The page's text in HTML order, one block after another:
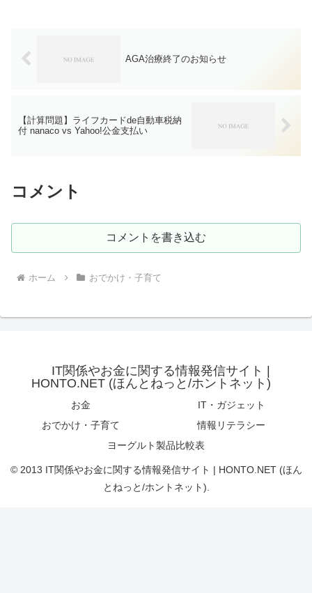
AGA治療終了のお知らせ
【計算問題】ライフカードde自動車税納
付 nanaco vs Yahoo!公金支払い
コメント
コメントを書き込む
ホーム おでかけ・子育て
IT関係やお金に関する情報発信サイト |
HONTO.NET (ほんとねっと/ホントネット)
お金
IT・ガジェット
おでかけ・子育て
情報リテラシー
ヨーグルト製品比較表
© 2013 IT関係やお金に関する情報発信サイト | HONTO.NET (ほん
とねっと/ホントネット).